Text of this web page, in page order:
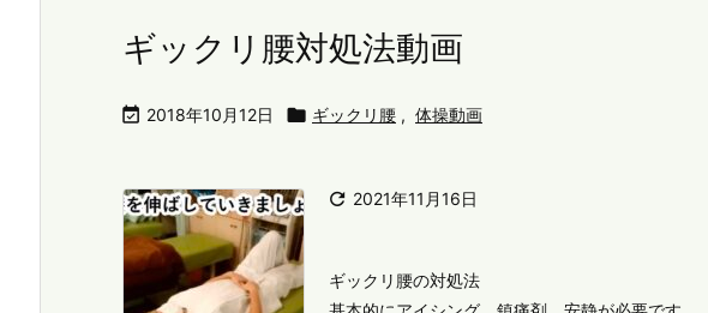
ギックリ腰対処法動画
 2018年10月12日  ギックリ腰 , 体操動画
 2021年11月16日
ギックリ腰の対処法